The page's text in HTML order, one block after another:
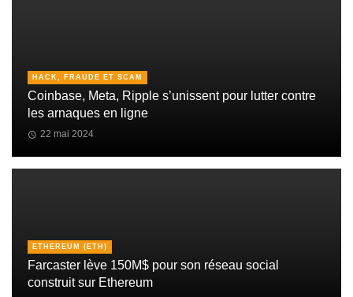
HACK, FRAUDE ET SCAM
Coinbase, Meta, Ripple s’unissent pour lutter contre
les arnaques en ligne
22 mai 2024
ETHEREUM (ETH)
Farcaster lève 150M$ pour son réseau social
construit sur Ethereum